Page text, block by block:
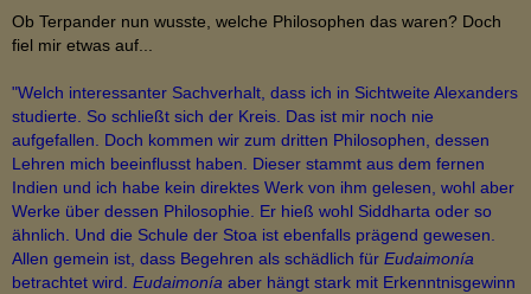
Ob Terpander nun wusste, welche Philosophen das waren? Doch
fiel mir etwas auf...
"Welch interessanter Sachverhalt, dass ich in Sichtweite Alexanders
studierte. So schließt sich der Kreis. Das ist mir noch nie
aufgefallen. Doch kommen wir zum dritten Philosophen, dessen
Lehren mich beeinflusst haben. Dieser stammt aus dem fernen
Indien und ich habe kein direktes Werk von ihm gelesen, wohl aber
Werke über dessen Philosophie. Er hieß wohl Siddharta oder so
ähnlich. Und die Schule der Stoa ist ebenfalls prägend gewesen.
Allen gemein ist, dass Begehren als schädlich für Eudaimonía
betrachtet wird. Eudaimonía aber hängt stark mit Erkenntnisgewinn